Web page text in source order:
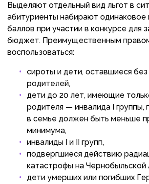
Выделяют отдельный вид льгот в
абитуриенты набирают одинаковое
баллов при участии в конкурсе для
бюджет. Преимущественным
воспользоваться:
сироты и дети, оставшиеся
родителей,
дети до 20 лет, имеющие
родителя — инвалида I группы,
в семье должен быть меньше
минимума,
инвалиды I и II групп,
подвергшиеся действию
катастрофы на
дети умерших или погибших